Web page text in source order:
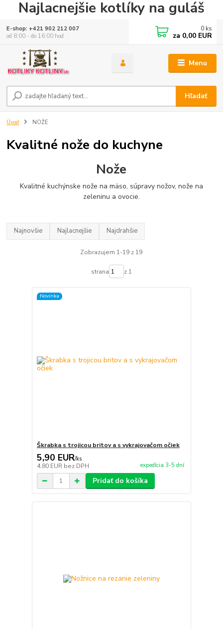
Najlacnejšie kotlíky na guláš
Menu
Hľadať
E-shop: +421 902 212 007
od 8:00 - do 16:00 hod
0 ks
za 0,00 EUR
Úvod NOŽE
Kvalitné nože do kuchyne
Nože
Kvalitné kuchýnske nože na mäso, súpravy nožov, nože na
zeleninu a ovocie.
Najnovšie Najlacnejšie Najdrahšie
Zobrazujem 1-19 z 19
strana z 1
Novinka
Škrabka s trojicou britov a s vykrajovačom očiek
5,90 EUR/ks
4,80 EUR bez DPH expedícia 3-5 dní
Pridať do košíka